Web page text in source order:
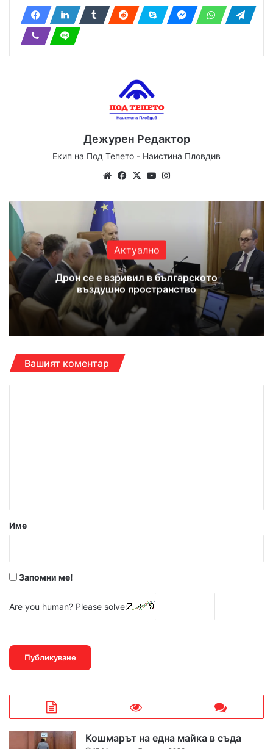
Дежурен Редактор
Екип на Под Тепето - Наистина Пловдив
WebsiteFacebook
X YouTube
Актуално
Дрон се е взривил в българското
въздушно пространство
Вашият коментар
р
Име
Запомни ме!
Are you human? Please solve:
Кошмарът на една майка в съда